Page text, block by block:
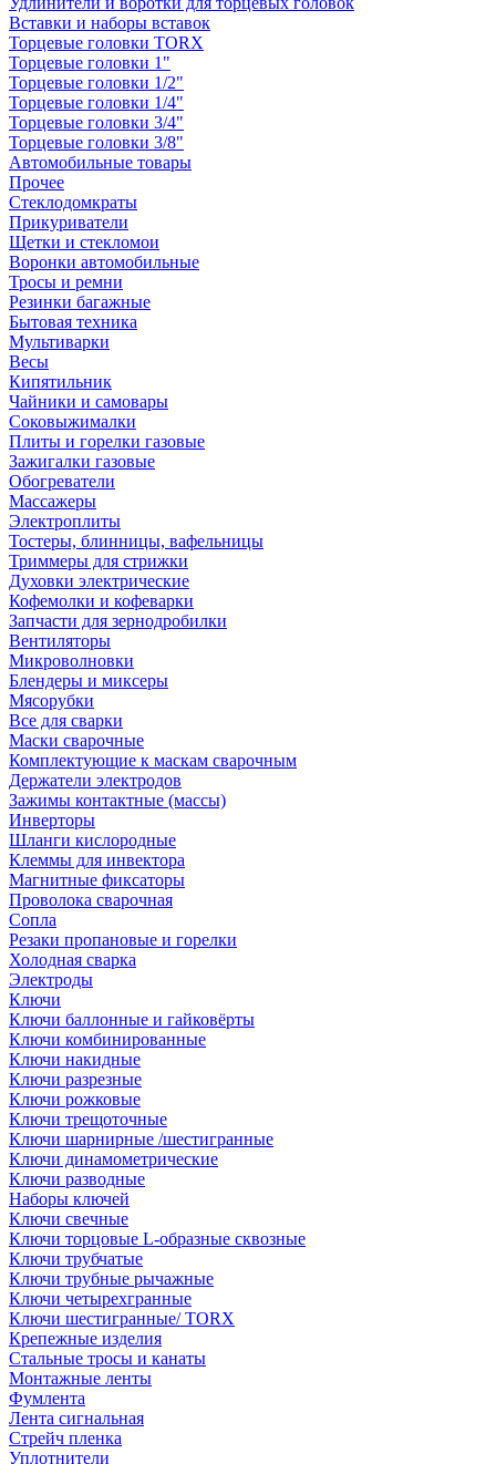
Вставки и наборы вставок
Торцевые головки TORX
Торцевые головки 1"
Торцевые головки 1/2"
Торцевые головки 1/4"
Торцевые головки 3/4"
Торцевые головки 3/8"
Автомобильные товары
Прочее
Стеклодомкраты
Прикуриватели
Щетки и стекломои
Воронки автомобильные
Тросы и ремни
Резинки багажные
Бытовая техника
Мультиварки
Весы
Кипятильник
Чайники и самовары
Соковыжималки
Плиты и горелки газовые
Зажигалки газовые
Обогреватели
Массажеры
Электроплиты
Тостеры, блинницы, вафельницы
Триммеры для стрижки
Духовки электрические
Кофемолки и кофеварки
Запчасти для зернодробилки
Вентиляторы
Микроволновки
Блендеры и миксеры
Мясорубки
Все для сварки
Маски сварочные
Комплектующие к маскам сварочным
Держатели электродов
Зажимы контактные (массы)
Инверторы
Шланги кислородные
Клеммы для инвектора
Магнитные фиксаторы
Проволока сварочная
Сопла
Резаки пропановые и горелки
Холодная сварка
Электроды
Ключи
Ключи баллонные и гайковёрты
Ключи комбинированные
Ключи накидные
Ключи разрезные
Ключи рожковые
Ключи трещоточные
Ключи шарнирные /шестигранные
Ключи динамометрические
Ключи разводные
Наборы ключей
Ключи свечные
Ключи торцовые L-образные сквозные
Ключи трубчатые
Ключи трубные рычажные
Ключи четырехгранные
Ключи шестигранные/ TORX
Крепежные изделия
Стальные тросы и канаты
Монтажные ленты
Фумлента
Лента сигнальная
Стрейч пленка
Уплотнители